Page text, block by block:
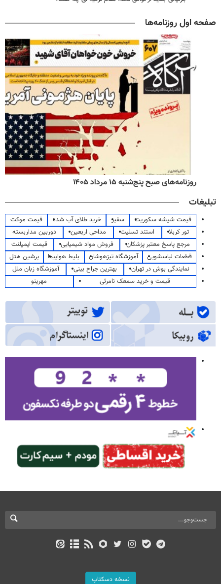
صفحه اول روزنامه‌ها
روزنامه‌های صبح پنج‌شنبه ۱۵ مرداد ۱۴۰۵
تبلیغات
قیمت شیشه سکوریت سفیر خرید طلای آب شده
قیمت موکت
تور کربلا
استند تسلیت مداحی اربعین
دوربین مداربسته
مرجع پاسخ معتبر پزشکان
فروش مواد شیمیایی
قیمت ایمپلنت
قطعات لباسشویی
آموزشگاه تیزهوشان بلیط هواپیما
پرشین هتل
نمایندگی بوش در تهران
بهترین جراح بینی
آموزشگاه زبان ملل
قیمت و خرید سمعک نامرئی
مهرینو
نسخه دسکتاپ